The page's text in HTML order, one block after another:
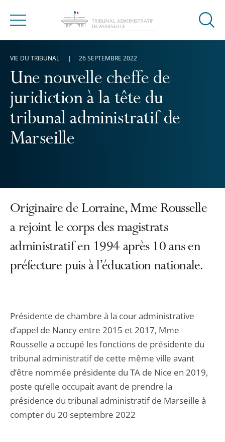
Menu
Ouvrir
Une nouvelle cheffe de
juridiction à la tête du
tribunal administratif de
Marseille
VIE DU TRIBUNAL 26 SEPTEMBRE 2022
Originaire de Lorraine, Mme Rousselle
a rejoint le corps des magistrats
administratif en 1994 après 10 ans en
préfecture puis à l’éducation nationale.
Présidente de chambre à la cour administrative
d’appel de Nancy entre 2015 et 2017, Mme
Rousselle a occupé les fonctions de présidente du
tribunal administratif de cette même ville avant
d’être nommée présidente du TA de Nice en 2019,
poste qu’elle occupait avant de prendre la
présidence du tribunal administratif de Marseille à
compter du 20 septembre 2022